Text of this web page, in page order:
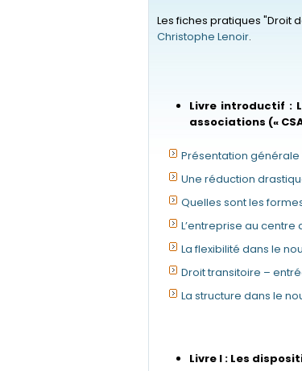
Les fiches pratiques "Droit
Christophe Lenoir.
Livre introductif :
associations («
Présentation générale
Une réduction
Quelles sont les
L’entreprise au centre
La flexibilité dans le
Droit transitoire –
La structure dans le
Livre I : Les